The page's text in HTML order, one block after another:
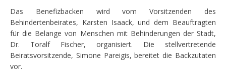
Das Benefizbacken wird vom Vorsitzenden des
Behindertenbeirates, Karsten Isaack, und dem Beauftragten
für die Belange von Menschen mit Behinderungen der Stadt,
Dr. Toralf Fischer, organisiert. Die stellvertretende
Beiratsvorsitzende, Simone Pareigis, bereitet die Backzutaten
vor.